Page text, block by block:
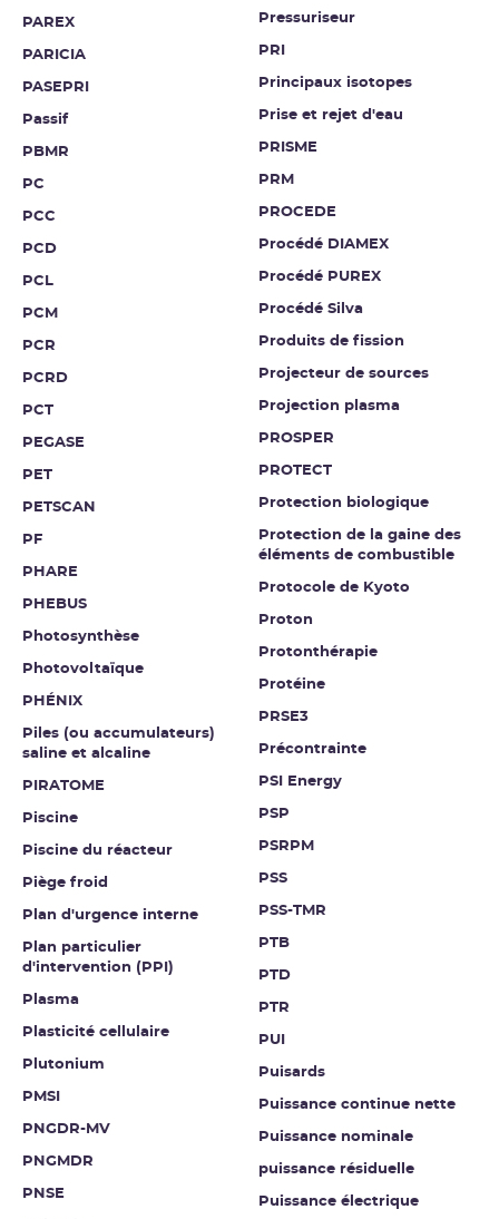
PAREX
PARICIA
PASEPRI
Passif
PBMR
PC
PCC
PCD
PCL
PCM
PCR
PCRD
PCT
PEGASE
PET
PETSCAN
PF
PHARE
PHEBUS
Photosynthèse
Photovoltaïque
PHÉNIX
Piles (ou accumulateurs)
saline et alcaline
PIRATOME
Piscine
Piscine du réacteur
Piège froid
Plan d'urgence interne
Plan particulier
d'intervention (PPI)
Plasma
Plasticité cellulaire
Plutonium
PMSI
PNGDR-MV
PNGMDR
PNSE
Pressuriseur
PRI
Principaux isotopes
Prise et rejet d'eau
PRISME
PRM
PROCEDE
Procédé DIAMEX
Procédé PUREX
Procédé Silva
Produits de fission
Projecteur de sources
Projection plasma
PROSPER
PROTECT
Protection biologique
Protection de la gaine des
éléments de combustible
Protocole de Kyoto
Proton
Protonthérapie
Protéine
PRSE3
Précontrainte
PSI Energy
PSP
PSRPM
PSS
PSS-TMR
PTB
PTD
PTR
PUI
Puisards
Puissance continue nette
Puissance nominale
puissance résiduelle
Puissance électrique